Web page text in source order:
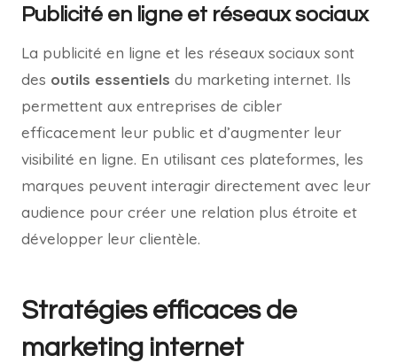
Publicité en ligne et réseaux sociaux
La publicité en ligne et les réseaux sociaux sont
des outils essentiels du marketing internet. Ils
permettent aux entreprises de cibler
efficacement leur public et d’augmenter leur
visibilité en ligne. En utilisant ces plateformes, les
marques peuvent interagir directement avec leur
audience pour créer une relation plus étroite et
développer leur clientèle.
Stratégies efficaces de
marketing internet